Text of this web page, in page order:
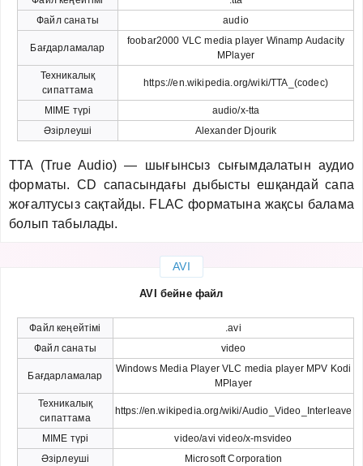
Файл санаты
audio
Бағдарламалар
foobar2000 VLC media player Winamp Audacity
MPlayer
Техникалық
сипаттама
https://en.wikipedia.org/wiki/TTA_(codec)
MIME түрі
audio/x-tta
Әзірлеуші
Alexander Djourik
TTA (True Audio) — шығынсыз сығымдалатын аудио
форматы. CD сапасындағы дыбысты ешқандай сапа
жоғалтусыз сақтайды. FLAC форматына жақсы балама
болып табылады.
AVI
AVI бейне файл
Файл кеңейтімі
.avi
Файл санаты
video
Бағдарламалар
Windows Media Player VLC media player MPV Kodi
MPlayer
Техникалық
сипаттама
https://en.wikipedia.org/wiki/Audio_Video_Interleave
MIME түрі
video/avi video/x-msvideo
Әзірлеуші
Microsoft Corporation